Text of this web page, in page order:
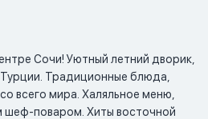
Сочи! Уютный летний дворик,
Традиционные блюда,
всего мира. Халяльное меню,
шеф-поваром. Хиты восточной